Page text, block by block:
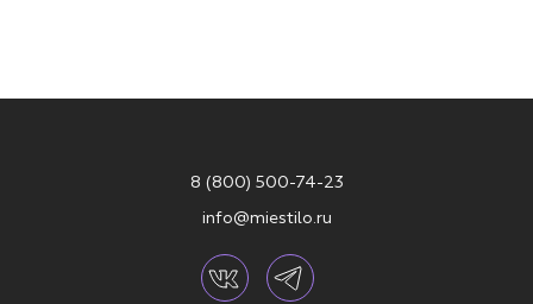
8 (800) 500-74-23
info@miestilo.ru